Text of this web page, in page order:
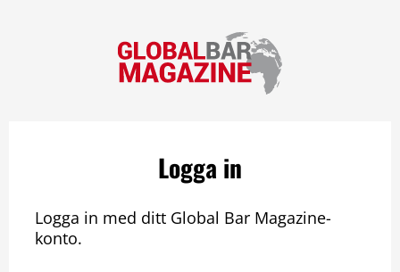
Logga in
Logga in med ditt Global Bar Magazine-
konto.